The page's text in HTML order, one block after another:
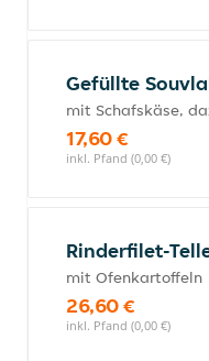
Gefüllte
mit Schafskäse,
17,60 €
inkl. Pfand (0,00 €)
Rinderfilet-
mit Ofenkartoffeln
26,60 €
inkl. Pfand (0,00 €)